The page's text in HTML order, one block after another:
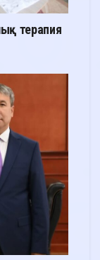
терапия